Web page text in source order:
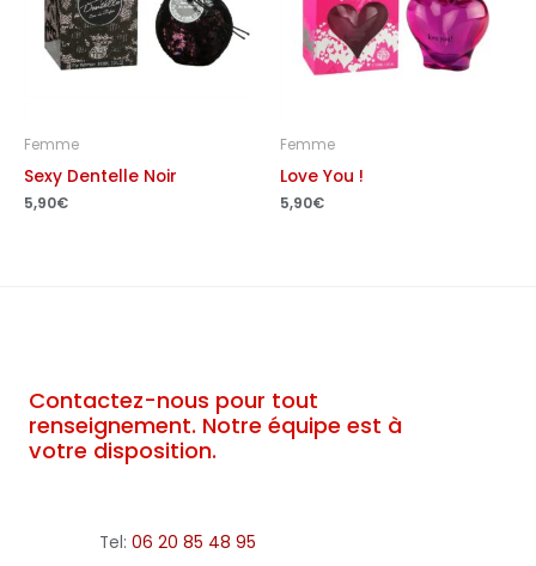
Femme
Sexy Dentelle Noir
5,90€
Femme
Love You !
5,90€
Contactez-nous pour tout
renseignement. Notre équipe est à
votre disposition.
Tel: 06 20 85 48 95